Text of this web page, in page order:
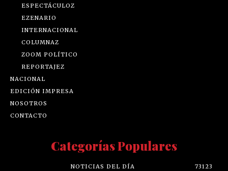
ESPECTÁCULOZ
EZENARIO
INTERNACIONAL
COLUMNAZ
ZOOM POLÍTICO
REPORTAJEZ
NACIONAL
EDICIÓN IMPRESA
NOSOTROS
CONTACTO
Categorías Populares
NOTICIAS DEL DÍA
73123